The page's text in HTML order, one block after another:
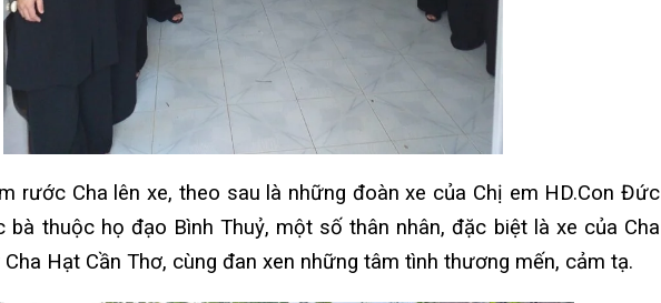
rước Cha lên xe, theo sau là những đoàn xe của Chị em HD.Con Đức
bà thuộc họ đạo Bình Thuỷ, một số thân nhân, đặc biệt là xe của Cha
Cha Hạt Cần Thơ, cùng đan xen những tâm tình thương mến, cảm tạ.